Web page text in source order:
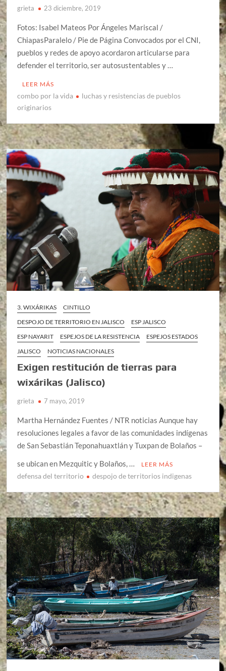
grieta 23 diciembre, 2019
Fotos: Isabel Mateos Por Ángeles Mariscal /
ChiapasParalelo / Pie de Página Convocados por el CNI,
pueblos y redes de apoyo acordaron articularse para
defender el territorio, ser autosustentables y …
LEER MÁS
combo por la vida
luchas y resistencias de pueblos
originarios
3. WIXÁRIKAS
CINTILLO
DESPOJO DE TERRITORIO EN JALISCO
ESP JALISCO
ESP NAYARIT
ESPEJOS DE LA RESISTENCIA
ESPEJOS ESTADOS
JALISCO
NOTICIAS NACIONALES
Exigen restitución de tierras para
wixárikas (Jalisco)
grieta 7 mayo, 2019
Martha Hernández Fuentes / NTR noticias Aunque hay
resoluciones legales a favor de las comunidades indígenas
de San Sebastián Teponahuaxtlán y Tuxpan de Bolaños –
se ubican en Mezquitic y Bolaños, …
LEER MÁS
defensa del territorio despojo de territorios indigenas